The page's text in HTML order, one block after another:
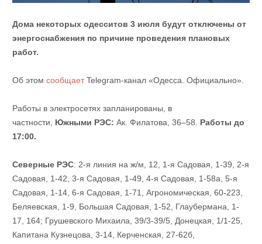
Дома некоторых одесситов 3 июля будут отключены от
энергоснабжения по причине проведения плановых
работ.
Об этом сообщаетTelegram-канал «Одесса. Официально».
Работы в электросетях запланированы, в
частности, Южными РЭС: Ак. Филатова, 36–58. Работы до
17:00.
Северные РЭС: 2-я линия на ж/м, 12, 1-я Садовая, 1-39, 2-я
Садовая, 1-42, 3-я Садовая, 1-49, 4-я Садовая, 1-58а, 5-я
Садовая, 1-14, 6-я Садовая, 1-71, Агрономическая, 60-223,
Беляевская, 1-9, Большая Садовая, 1-52, Глаубермана, 1-
17, 164; Грушевского Михаила, 39/3-39/5, Донецкая, 1/1-25,
Капитана Кузнецова, 3-14, Керченская, 27-62б,